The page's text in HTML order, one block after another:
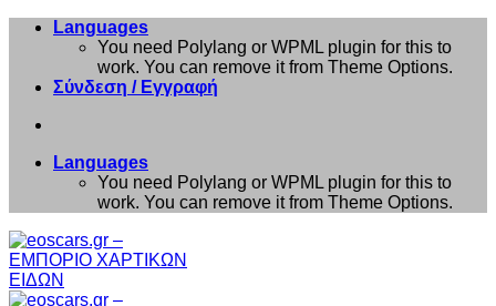
Μετάβαση
περιεχόμενο
Languages
You need Polylang or WPML plugin for this to
work. You can remove it from Theme Options.
Σύνδεση / Εγγραφή
Languages
You need Polylang or WPML plugin for this to
work. You can remove it from Theme Options.